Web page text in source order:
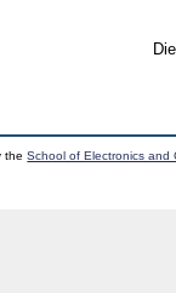
theSchool of Electronics and